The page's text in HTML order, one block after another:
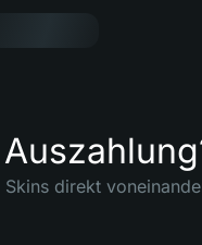
direkt